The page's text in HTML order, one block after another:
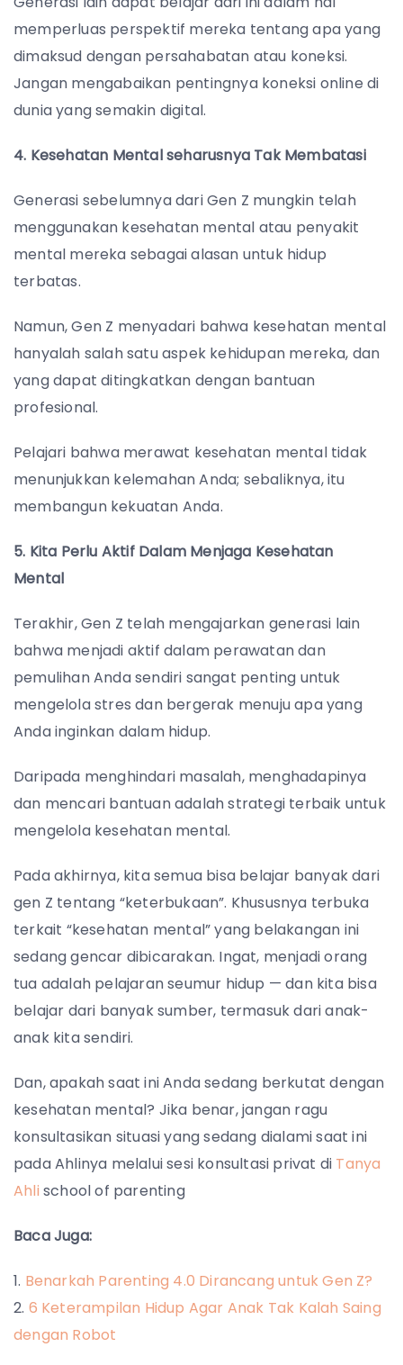
memperluas perspektif mereka tentang apa yang
dimaksud dengan persahabatan atau koneksi.
Jangan mengabaikan pentingnya koneksi online di
dunia yang semakin digital.
4. Kesehatan Mental seharusnya Tak Membatasi
Generasi sebelumnya dari Gen Z mungkin telah
menggunakan kesehatan mental atau penyakit
mental mereka sebagai alasan untuk hidup
terbatas.
Namun, Gen Z menyadari bahwa kesehatan mental
hanyalah salah satu aspek kehidupan mereka, dan
yang dapat ditingkatkan dengan bantuan
profesional.
Pelajari bahwa merawat kesehatan mental tidak
menunjukkan kelemahan Anda; sebaliknya, itu
membangun kekuatan Anda.
5. Kita Perlu Aktif Dalam Menjaga Kesehatan
Mental
Terakhir, Gen Z telah mengajarkan generasi lain
bahwa menjadi aktif dalam perawatan dan
pemulihan Anda sendiri sangat penting untuk
mengelola stres dan bergerak menuju apa yang
Anda inginkan dalam hidup.
Daripada menghindari masalah, menghadapinya
dan mencari bantuan adalah strategi terbaik untuk
mengelola kesehatan mental.
Pada akhirnya, kita semua bisa belajar banyak dari
gen Z tentang “keterbukaan”. Khususnya terbuka
terkait “kesehatan mental” yang belakangan ini
sedang gencar dibicarakan. Ingat, menjadi orang
tua adalah pelajaran seumur hidup — dan kita bisa
belajar dari banyak sumber, termasuk dari anak-
anak kita sendiri.
Dan, apakah saat ini Anda sedang berkutat dengan
kesehatan mental? Jika benar, jangan ragu
konsultasikan situasi yang sedang dialami saat ini
pada Ahlinya melalui sesi konsultasi privat di Tanya
Ahli school of parenting
Baca Juga:
Benarkah Parenting 4.0 Dirancang untuk Gen Z?
6 Keterampilan Hidup Agar Anak Tak Kalah Saing
dengan Robot